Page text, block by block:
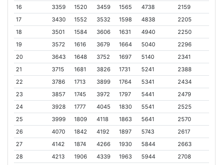
16
3359 1520 3459 1565 4738
2159
17
3430 1552 3532 1598 4838
2205
18
3501 1584 3606 1631 4940
2250
19
3572 1616 3679 1664 5040
2296
20
3643 1648 3752 1697 5140
2341
21
3715 1681 3826 1731 5241
2388
22
3786 1713 3899 1764 5341
2434
23
3857 1745 3972 1797 5441
2479
24
3928 1777 4045 1830 5541
2525
25
3999 1809 4118 1863 5641
2570
26
4070 1842 4192 1897 5743
2617
27
4142 1874 4266 1930 5844
2663
28
4213 1906 4339 1963 5944
2708